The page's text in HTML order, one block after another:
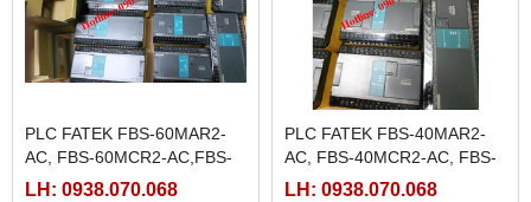
PLC FATEK FBS-60MAR2-
AC, FBS-60MCR2-AC,FBS-
60MAT2-AC, FBS-60MCT2-
LH: 0938.070.068
PLC FATEK FBS-40MAR2-
AC, FBS-40MCR2-AC, FBS-
40MCRT-AC, FBS-40MART-
LH: 0938.070.068